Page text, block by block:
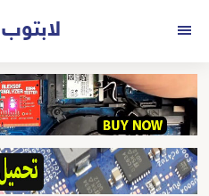
المحتوى
لابتوب